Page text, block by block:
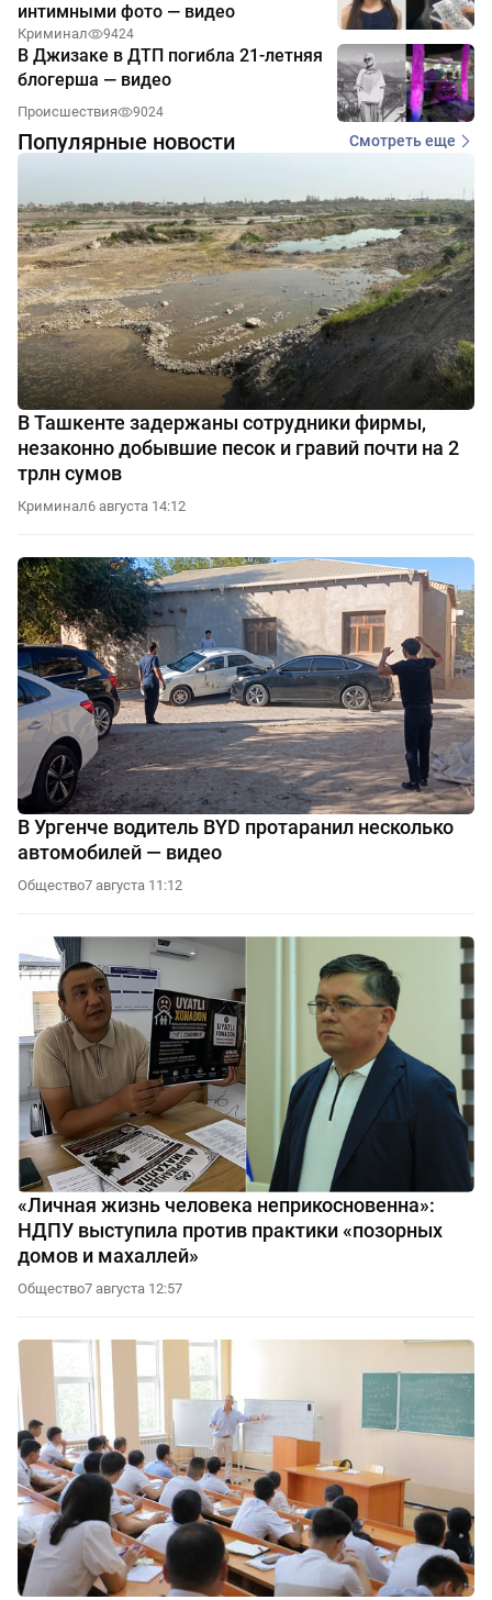
интимными фото — видео
Криминал 9424
В Джизаке в ДТП погибла 21-летняя
блогерша — видео
Происшествия 9024
Популярные новости Смотреть еще
В Ташкенте задержаны сотрудники фирмы,
незаконно добывшие песок и гравий почти на 2
трлн сумов
Криминал6 августа 14:12
В Ургенче водитель BYD протаранил несколько
автомобилей — видео
Общество7 августа 11:12
«Личная жизнь человека неприкосновенна»:
НДПУ выступила против практики «позорных
домов и махаллей»
Общество7 августа 12:57